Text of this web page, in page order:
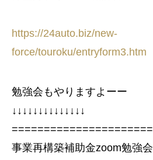
https://24auto.biz/new-
force/touroku/entryform3.htm
勉強会もやりますよーー
↓↓↓↓↓↓↓↓↓↓↓↓↓↓
======================
事業再構築補助金zoom勉強会